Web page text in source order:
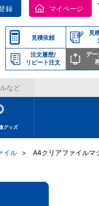
録 マイページ
見積依頼
見
注文履歴/
リピート注文
デー
グッズ
イル A4クリアファイルマ